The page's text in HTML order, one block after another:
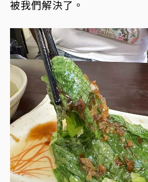
被我們解決了。